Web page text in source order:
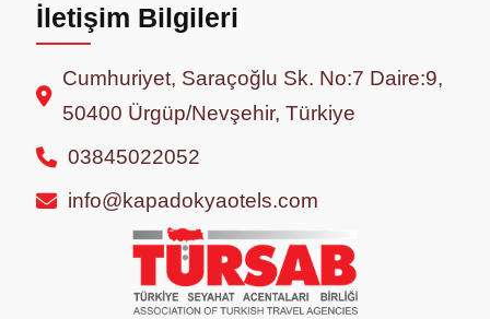
İletişim Bilgileri
Cumhuriyet, Saraçoğlu Sk. No:7 Daire:9,
50400 Ürgüp/Nevşehir, Türkiye
03845022052
info@kapadokyaotels.com